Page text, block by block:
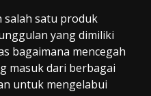
salah satu produk
yang dimiliki
bagaimana mencegah
masuk dari berbagai
untuk mengelabui